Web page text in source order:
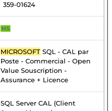
359-01624
MS
MICROSOFT SQL - CAL par
Poste - Commercial - Open
Value Souscription -
Assurance + Licence
SQL Server CAL (Client